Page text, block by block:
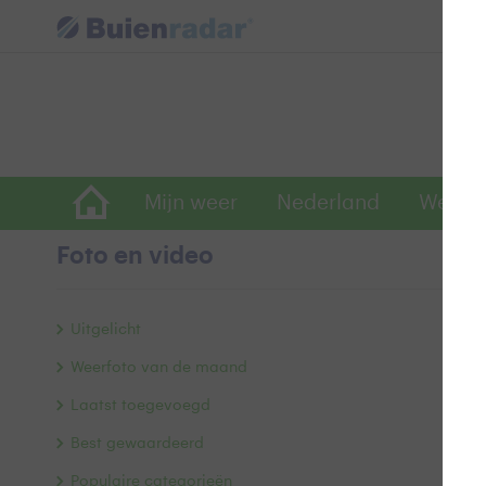
Mijn weer Nederland
Foto en video
Uitgelicht
Weerfoto van de maand
Laatst toegevoegd
Best gewaardeerd
Populaire categorieën